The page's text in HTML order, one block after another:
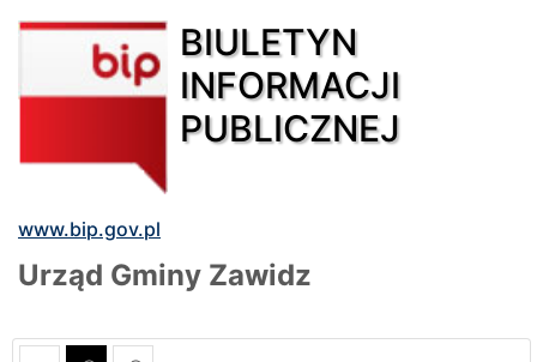
BIULETYN
INFORMACJI
PUBLICZNEJ
www.bip.gov.pl
Urząd Gminy Zawidz